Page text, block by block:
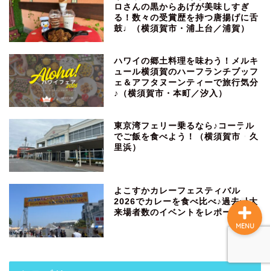
ロさんの黒からあげが美味しすぎ
る！数々の受賞歴を持つ唐揚げに舌
鼓♩（横須賀市・浦上台／浦賀）
ハワイの郷土料理を味わう！メルキ
ュール横須賀のハーフランチブッフ
ェ＆アフタヌーンティーで旅行気分
♪（横須賀市・本町／汐入）
東京湾フェリー乗るなら♪コーラル
でご飯を食べよう！（横須賀市・久
里浜）
よこすかカレーフェスティバル
2026でカレーを食べ比べ♪過去最大
来場者数のイベントをレポート
MENU
観光